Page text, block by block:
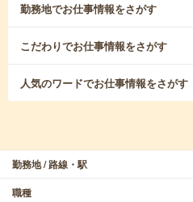
勤務地でお仕事情報をさがす
こだわりでお仕事情報をさがす
人気のワードでお仕事情報をさがす
勤務地 / 路線・駅
職種